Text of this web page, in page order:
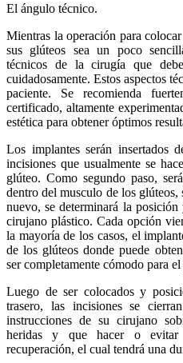
El ángulo técnico.
Mientras la operación para
sus glúteos sea un poco
técnicos de la cirugía que
cuidadosamente. Estos aspectos
paciente. Se recomienda
certificado, altamente
estética para obtener óptimos
Los implantes serán insertados
incisiones que usualmente se
glúteo. Como segundo paso,
dentro del musculo de los glúteos,
nuevo, se determinará la
cirujano plástico. Cada opción
la mayoría de los casos, el
de los glúteos donde puede
ser completamente cómodo para el
Luego de ser colocados y
trasero, las incisiones se
instrucciones de su cirujano
heridas y que hacer o
recuperación, el cual tendrá una